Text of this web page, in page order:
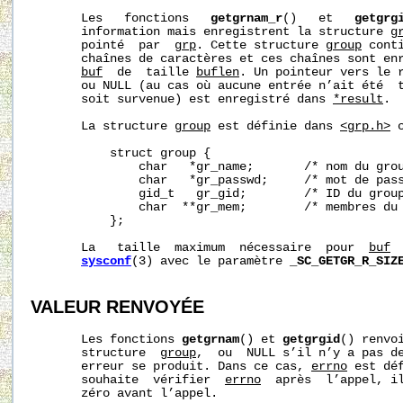
       Les   fonctions
getgrnam_r()   et
       information mais enregistrent la structure
       pointé  par
grp . Cette structure group
chaînes de caractères et ces chaînes sont
buf
  de  taille
buflen . Un pointeur vers le
ou NULL (au cas où aucune entrée n’ait été
       soit survenue) est enregistré dans
*result .
       La structure
group est définie dans <grp.h>
           struct group {
char   *gr_name;       /* nom du
char   *gr_passwd;     /* mot de
gid_t   gr_gid;        /* ID du
char  **gr_mem;        /* membres du
           };
       La   taille  maximum  nécessaire  pour
buf
sysconf(3) avec le paramètre
VALEUR RENVOYÉE
       Les fonctions
getgrnam() et getgrgid ()
       structure
group,  ou  NULL s’il n’y a pas
       erreur se produit. Dans ce cas,
errno est
       souhaite  vérifier
errno
après  l’appel,
       zéro avant l’appel.